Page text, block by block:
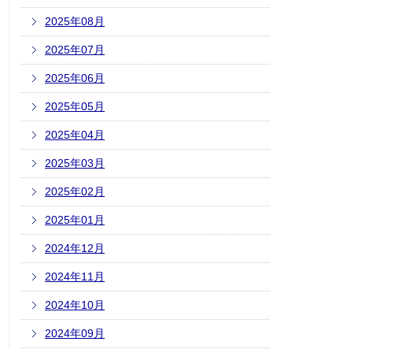
2025年08月
2025年07月
2025年06月
2025年05月
2025年04月
2025年03月
2025年02月
2025年01月
2024年12月
2024年11月
2024年10月
2024年09月